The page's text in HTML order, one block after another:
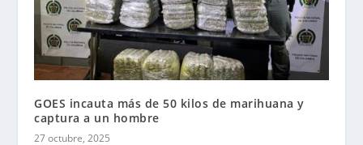
GOES incauta más de 50 kilos de marihuana y
captura a un hombre
27 octubre, 2025